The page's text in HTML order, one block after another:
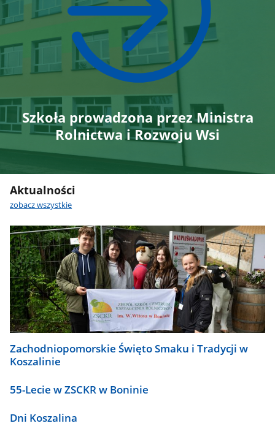
Szkoła prowadzona przez Ministra
Rolnictwa i Rozwoju Wsi
Aktualności
zobacz wszystkie
Zachodniopomorskie Święto Smaku i Tradycji w
Koszalinie
55-Lecie w ZSCKR w Boninie
Dni Koszalina